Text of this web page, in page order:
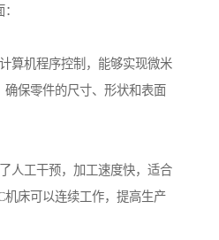
算机程序控制，能够实现微米
保零件的尺寸、形状和表面
人工干预，加工速度快，适合
机床可以连续工作，提高生产